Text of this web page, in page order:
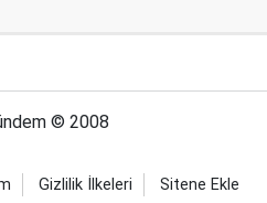
© 2008
Gizlilik İlkeleri Sitene Ekle